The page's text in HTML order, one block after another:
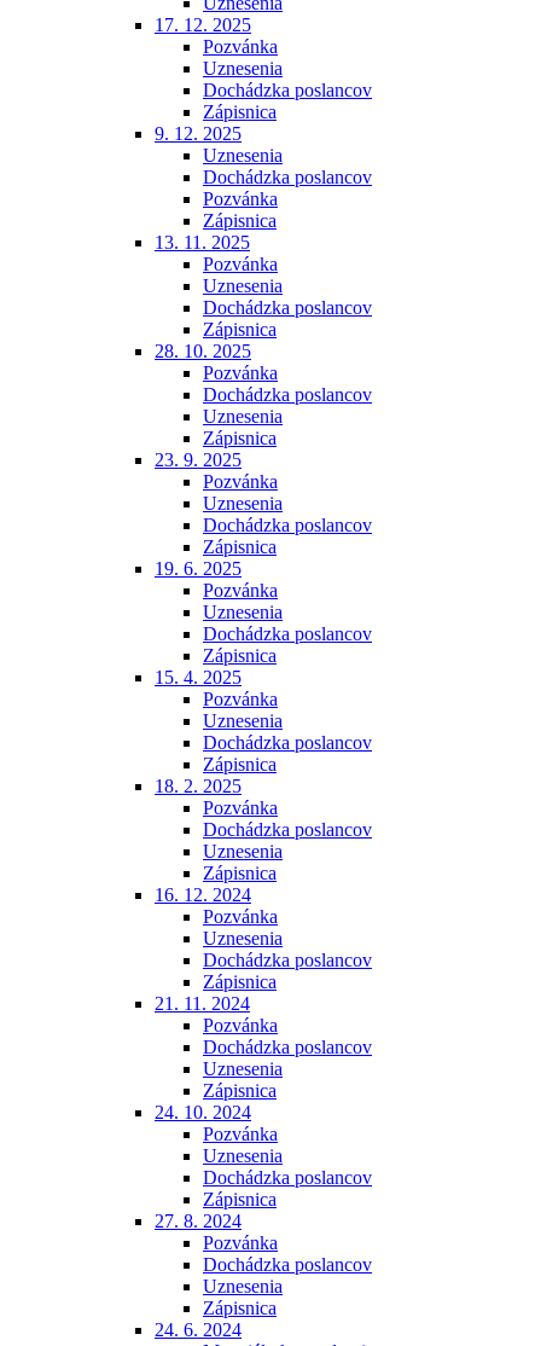
17. 12. 2025
Pozvánka
Uznesenia
Dochádzka poslancov
Zápisnica
9. 12. 2025
Uznesenia
Dochádzka poslancov
Pozvánka
Zápisnica
13. 11. 2025
Pozvánka
Uznesenia
Dochádzka poslancov
Zápisnica
28. 10. 2025
Pozvánka
Dochádzka poslancov
Uznesenia
Zápisnica
23. 9. 2025
Pozvánka
Uznesenia
Dochádzka poslancov
Zápisnica
19. 6. 2025
Pozvánka
Uznesenia
Dochádzka poslancov
Zápisnica
15. 4. 2025
Pozvánka
Uznesenia
Dochádzka poslancov
Zápisnica
18. 2. 2025
Pozvánka
Dochádzka poslancov
Uznesenia
Zápisnica
16. 12. 2024
Pozvánka
Uznesenia
Dochádzka poslancov
Zápisnica
21. 11. 2024
Pozvánka
Dochádzka poslancov
Uznesenia
Zápisnica
24. 10. 2024
Pozvánka
Uznesenia
Dochádzka poslancov
Zápisnica
27. 8. 2024
Pozvánka
Dochádzka poslancov
Uznesenia
Zápisnica
24. 6. 2024